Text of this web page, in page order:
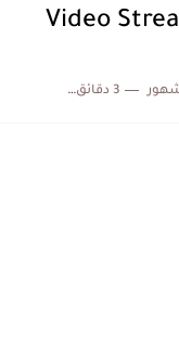
3 دقائق للقراءة